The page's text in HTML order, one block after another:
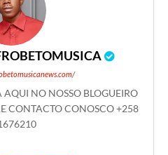
NO NOSSO BLOGUEIRO
CONTACTO CONOSCO +258